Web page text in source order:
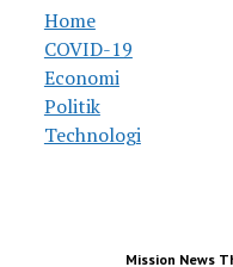
Home
COVID-19
Economi
Politik
Technologi
Mission News